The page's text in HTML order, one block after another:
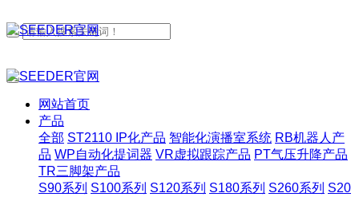
网站首页
产品
全部 ST2110 IP化产品 智能化演播室系统 RB机器人产
品 WP自动化提词器 VR虚拟跟踪产品 PT气压升降产品
TR三脚架产品
S90系列 S100系列 S120系列 S180系列 S260系列 S20